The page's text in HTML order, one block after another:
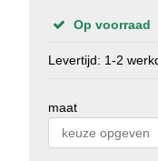
Op voorraad
Levertijd: 1-2
maat